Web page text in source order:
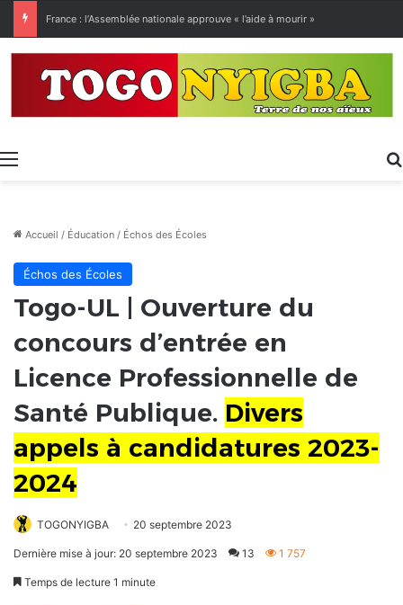
Menu
Accueil / Éducation / Échos des Écoles
Échos des Écoles
Togo-UL | Ouverture du
concours d’entrée en
Licence Professionnelle de
Santé Publique. Divers
appels à candidatures 2023-
2024
TOGONYIGBA 20 septembre 2023
Dernière mise à jour: 20 septembre 2023 13 1 757
Temps de lecture 1 minute